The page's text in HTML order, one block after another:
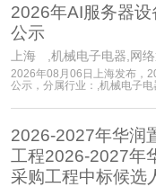
2026年AI服务器
公示
上海 ,机械电子电器,
2026年08月06日上海发布，
公示，分属行业：,机械电子
2026-2027年华润
工程2026-2027年
采购工程中标候选